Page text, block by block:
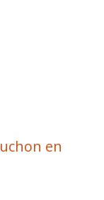
en